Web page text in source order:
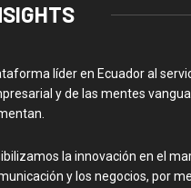
líder en Ecuador al
y de las mentes
la innovación en el
y los negocios, por